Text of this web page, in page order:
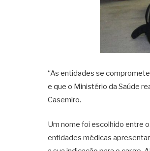
“As entidades se
e que o Ministério da Saúde
Casemiro.
Um nome foi escolhido entre
entidades médicas